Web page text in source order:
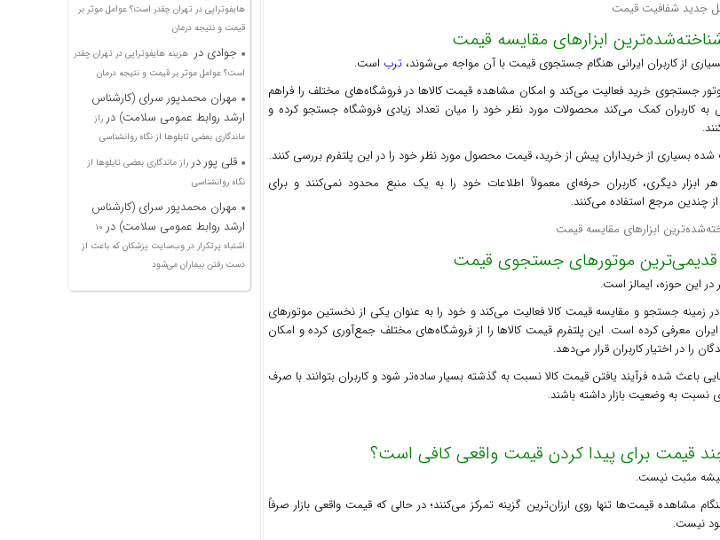
ابزارهای مقایسه قیمت
از کاربران ایرانی هنگام جستجوی قیمت با آن مواجه می‌شوند، ترب است.
جستجوی خرید فعالیت می‌کند و امکان مشاهده قیمت کالاها در فروشگاه‌های مختلف را فراهم
کاربران کمک می‌کند محصولات مورد نظر خود را میان تعداد زیادی فروشگاه جستجو کرده و
بسیاری از خریداران پیش از خرید، قیمت محصول مورد نظر خود را در این پلتفرم بررسی کنند.
ابزار دیگری، کاربران حرفه‌ای معمولاً اطلاعات خود را به یک منبع محدود نمی‌کنند و برای
چندین مرجع استفاده می‌کنند.
قدیمی‌ترین موتورهای جستجوی قیمت
این حوزه، ایمالز است.
زمینه جستجو و مقایسه قیمت کالا فعالیت می‌کند و خود را به عنوان یکی از نخستین موتورهای
معرفی کرده است. این پلتفرم قیمت کالاها را از فروشگاه‌های مختلف جمع‌آوری کرده و امکان
را در اختیار کاربران قرار می‌دهد.
باعث شده فرآیند یافتن قیمت کالا نسبت به گذشته بسیار ساده‌تر شود و کاربران بتوانند با صرف
نسبت به وضعیت بازار داشته باشند.
قیمت برای پیدا کردن قیمت واقعی کافی است؟
مثبت نیست.
مشاهده قیمت‌ها تنها روی ارزان‌ترین گزینه تمرکز می‌کنند؛ در حالی که قیمت واقعی بازار صرفاً
نیست.
هایفوتراپی در تهران چقدر است؟ عوامل موثر بر
قیمت و نتیجه درمان
جوادی در هزینه هایفوتراپی در تهران چقدر
است؟ عوامل موثر بر قیمت و نتیجه درمان
مهران محمدپور سرای (کارشناس
ارشد روابط عمومی سلامت) در راز
ماندگاری بعضی تابلوها از نگاه روانشناسی
قلی پور در راز ماندگاری بعضی تابلوها از
نگاه روانشناسی
مهران محمدپور سرای (کارشناس
ارشد روابط عمومی سلامت) در ۱۰
اشتباه پرتکرار در وب‌سایت پزشکان که باعث از
دست رفتن بیماران می‌شود